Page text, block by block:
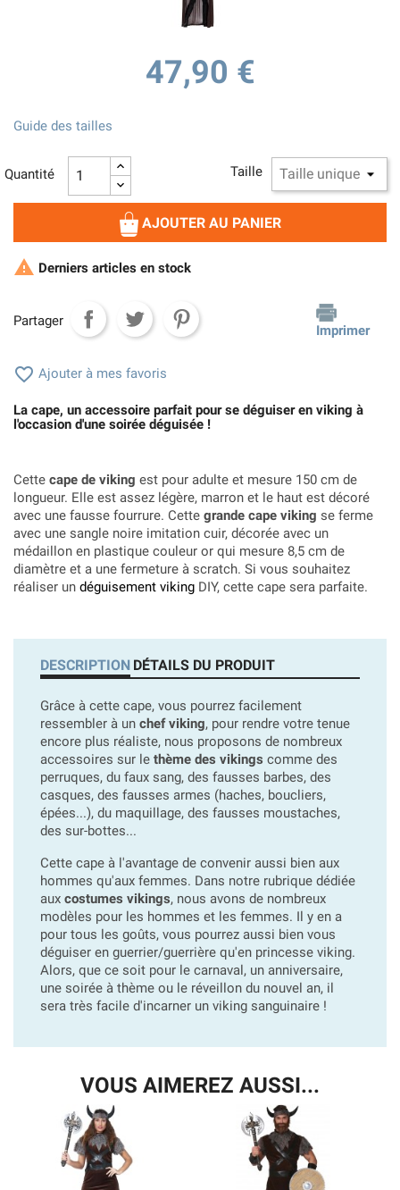
47,90 €
Taille
Guide des tailles
Quantité
AJOUTER AU PANIER
 Derniers articles en stock
Partager
Imprimer
 Ajouter à mes favoris
La cape, un accessoire parfait pour se déguiser en viking à
l'occasion d'une soirée déguisée !
Cette cape de viking est pour adulte et mesure 150 cm de
longueur. Elle est assez légère, marron et le haut est décoré
avec une fausse fourrure. Cette grande cape viking se ferme
avec une sangle noire imitation cuir, décorée avec un
médaillon en plastique couleur or qui mesure 8,5 cm de
diamètre et a une fermeture à scratch. Si vous souhaitez
réaliser un déguisement viking DIY, cette cape sera parfaite.
DESCRIPTION DÉTAILS DU PRODUIT
Grâce à cette cape, vous pourrez facilement
ressembler à un chef viking, pour rendre votre tenue
encore plus réaliste, nous proposons de nombreux
accessoires sur le thème des vikings comme des
perruques, du faux sang, des fausses barbes, des
casques, des fausses armes (haches, boucliers,
épées...), du maquillage, des fausses moustaches,
des sur-bottes...
Cette cape à l'avantage de convenir aussi bien aux
hommes qu'aux femmes. Dans notre rubrique dédiée
aux costumes vikings, nous avons de nombreux
modèles pour les hommes et les femmes. Il y en a
pour tous les goûts, vous pourrez aussi bien vous
déguiser en guerrier/guerrière qu'en princesse viking.
Alors, que ce soit pour le carnaval, un anniversaire,
une soirée à thème ou le réveillon du nouvel an, il
sera très facile d'incarner un viking sanguinaire !
VOUS AIMEREZ AUSSI...